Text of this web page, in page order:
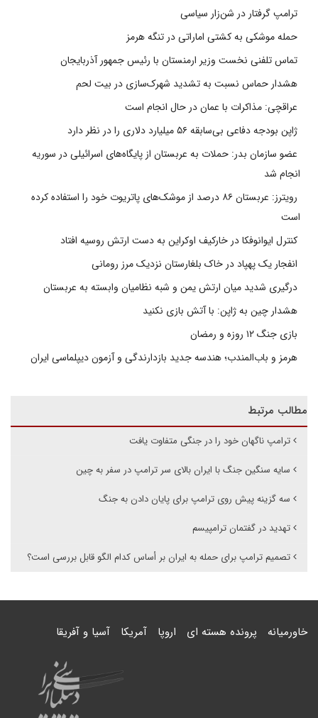
ترامپ گرفتار در شن‌زار سیاسی
حمله موشکی به کشتی اماراتی در تنگه هرمز
تماس تلفنی نخست وزیر ارمنستان با رئیس جمهور آذربایجان
هشدار حماس نسبت به تشدید شهرک‌سازی در بیت‌ لحم
عراقچی: مذاکرات با عمان در حال انجام است
ژاپن بودجه دفاعی بی‌سابقه ۵۶ میلیارد دلاری را در نظر دارد
عضو سازمان بدر: حملات به عربستان از پایگاه‌های اسرائیلی در سوریه
انجام شد
رویترز: عربستان ۸۶ درصد از موشک‌های پاتریوت خود را استفاده کرده
است
کنترل ایوانوفکا در خارکیف اوکراین به دست ارتش روسیه افتاد
انفجار یک پهپاد در خاک بلغارستان نزدیک مرز رومانی
درگیری شدید میان ارتش یمن و شبه نظامیان وابسته به عربستان
هشدار چین به ژاپن: با آتش بازی نکنید
بازی جنگ ۱۲ روزه و رمضان
هرمز و باب‌المندب؛ هندسه جدید بازدارندگی و آزمون دیپلماسی ایران
مطالب مرتبط
ترامپ ناگهان خود را در جنگی متفاوت یافت
سایه سنگین جنگ با ایران بالای سر ترامپ در سفر به چین
سه گزینه پیش روی ترامپ برای پایان دادن به جنگ
تهدید در گفتمان ترامپیسم
تصمیم ترامپ برای حمله به ایران بر أساس کدام الگو قابل بررسی است؟
خاورمیانه پرونده هسته ای اروپا آمریکا آسیا و آفریقا